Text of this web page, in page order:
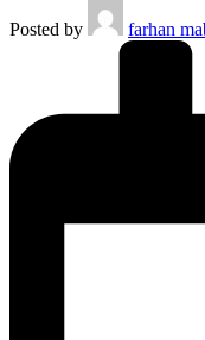
Posted by farhan